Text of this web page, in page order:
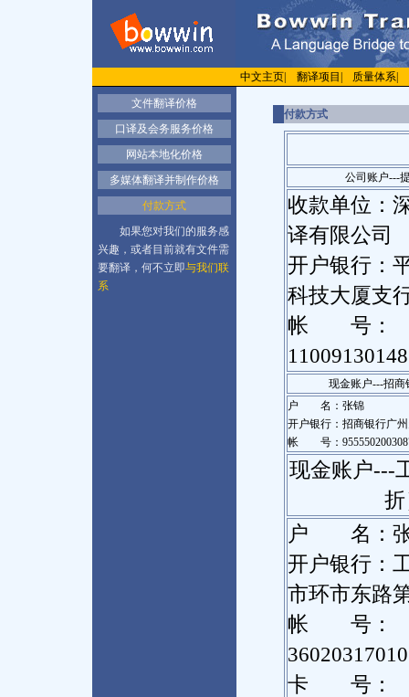
中文主页| 翻译项目 质量体系|
文件翻译价格
口译及会务服务价格
网站本地化价格
多媒体翻译并制作价格
付款方式
如果您对我们的服务感
兴趣，或者目前就有文件需
要翻译，何不立即与我们联
系
付款方式
公司账户---
收款单位：
译有限公司
开户银行：
科技大厦支
帐 号：
现金账户---招商
户 名：张锦
开户银行：招商银行广
帐 号：
现金账户---
户 名：
开户银行：
市环市东路
帐 号：
卡 号：